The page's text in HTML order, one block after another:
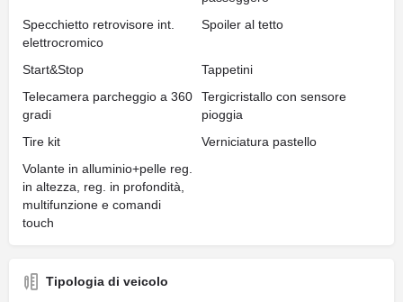
Specchietto retrovisore int.
elettrocromico
Spoiler al tetto
Start&Stop
Tappetini
Telecamera parcheggio a 360
gradi
Tergicristallo con sensore
pioggia
Tire kit
Verniciatura pastello
Volante in alluminio+pelle reg.
in altezza, reg. in profondità,
multifunzione e comandi
touch
Tipologia di veicolo